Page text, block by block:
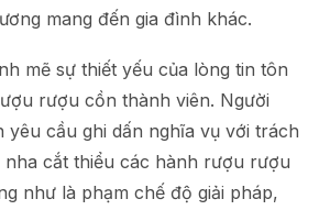
mang đến gia đình khác.
mẽ sự thiết yếu của lòng tin tôn
rượu cồn thành viên. Người
yêu cầu ghi dấn nghĩa vụ với trách
nha cắt thiểu các hành rượu rượu
như là phạm chế độ giải pháp,